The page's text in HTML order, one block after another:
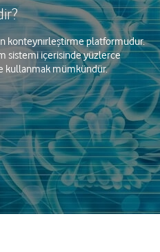
konteynırleştirme platformudur.
sistemi içerisinde yüzlerce
kullanmak mümkündür.